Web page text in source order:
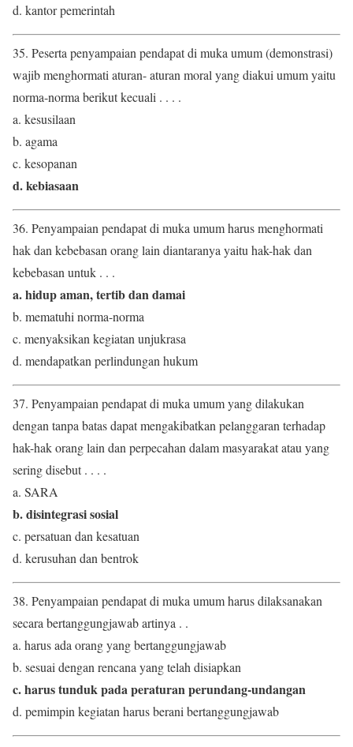
d. kantor pemerintah
35. Peserta penyampaian pendapat di muka umum (demonstrasi)
wajib menghormati aturan- aturan moral yang diakui umum yaitu
norma-norma berikut kecuali . . . .
a. kesusilaan
b. agama
c. kesopanan
d. kebiasaan
36. Penyampaian pendapat di muka umum harus menghormati
hak dan kebebasan orang lain diantaranya yaitu hak-hak dan
kebebasan untuk . . .
a. hidup aman, tertib dan damai
b. mematuhi norma-norma
c. menyaksikan kegiatan unjukrasa
d. mendapatkan perlindungan hukum
37. Penyampaian pendapat di muka umum yang dilakukan
dengan tanpa batas dapat mengakibatkan pelanggaran terhadap
hak-hak orang lain dan perpecahan dalam masyarakat atau yang
sering disebut . . . .
a. SARA
b. disintegrasi sosial
c. persatuan dan kesatuan
d. kerusuhan dan bentrok
38. Penyampaian pendapat di muka umum harus dilaksanakan
secara bertanggungjawab artinya . .
a. harus ada orang yang bertanggungjawab
b. sesuai dengan rencana yang telah disiapkan
c. harus tunduk pada peraturan perundang-undangan
d. pemimpin kegiatan harus berani bertanggungjawab